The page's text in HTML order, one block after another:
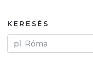
KERESÉS